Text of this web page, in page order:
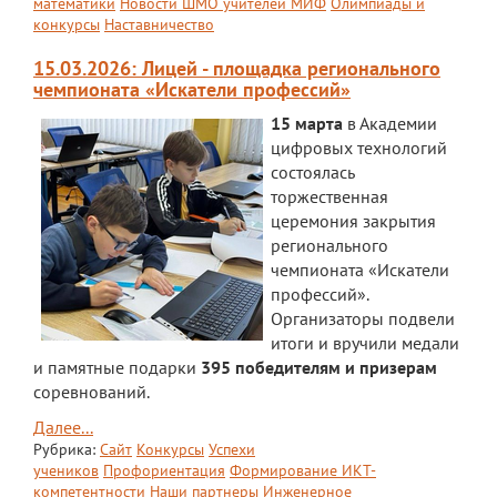
Экскурсии по лицею
Платные образовательные услуги
История лицея
Документы
Антимонопольный комплаенс
Уставные документы
Локальные акты
Страница директора
Предписания органов надзора
Охрана труда
конкурсы Наставничество
15.03.2026: Лицей - площадка регионального
чемпионата «Искатели профессий»
15 марта в Академии
цифровых технологий
состоялась
торжественная
церемония закрытия
регионального
чемпионата «Искатели
профессий».
Организаторы подвели
итоги и вручили медали
и памятные подарки 395 победителям и призерам
соревнований.
Далее...
Рубрика: Сайт Конкурсы Успехи
учеников Профориентация Формирование ИКТ-
компетентности Наши партнеры Инженерное